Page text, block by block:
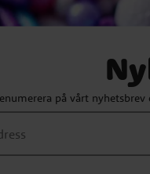
på vårt